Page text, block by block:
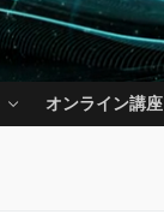
オンライン講座